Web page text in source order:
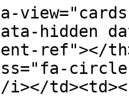
hidden
ref"></